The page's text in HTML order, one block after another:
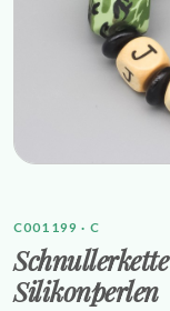
C001199 · C
Silikonperlen